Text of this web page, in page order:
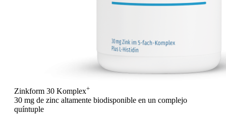
Zinkform 30 Komplex+
30 mg de zinc altamente biodisponible en un complejo
quíntuple